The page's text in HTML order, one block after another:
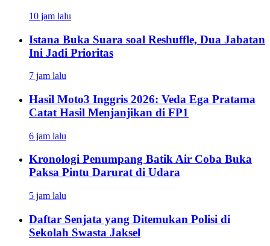
10 jam lalu
Istana Buka Suara soal Reshuffle, Dua Jabatan
Ini Jadi Prioritas
7 jam lalu
Hasil Moto3 Inggris 2026: Veda Ega Pratama
Catat Hasil Menjanjikan di FP1
6 jam lalu
Kronologi Penumpang Batik Air Coba Buka
Paksa Pintu Darurat di Udara
5 jam lalu
Daftar Senjata yang Ditemukan Polisi di
Sekolah Swasta Jaksel